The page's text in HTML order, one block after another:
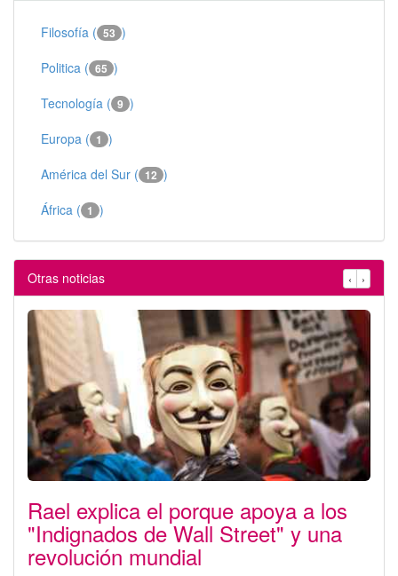
Filosofía ( 53 )
Politica ( 65 )
Tecnología ( 9 )
Europa ( 1 )
América del Sur ( 12 )
África ( 1 )
Otras noticias ‹ ›
Rael explica el porque apoya a los
"Indignados de Wall Street" y una
revolución mundial